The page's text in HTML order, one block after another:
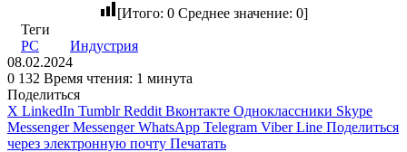
[Итого: 0 Среднее значение: 0]
Теги
PC
Индустрия
08.02.2024
0 132 Время чтения: 1 минута
Поделиться
X LinkedIn Tumblr Reddit Вконтакте Одноклассники Skype
Messenger Messenger WhatsApp Telegram Viber Line Поделиться
через электронную почту Печатать